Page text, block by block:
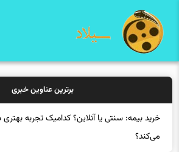
برترین عناوین خبری
خری